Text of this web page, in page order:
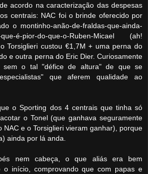
acordo na caracterização das despesas
centrais: NAC foi o brinde oferecido por
o montinho-anão-de-fraldas-que-ainda-
que-é-pior-do-que-o-Ruben-Micael (ah!
Torsiglieri custou €1,7M + uma perna do
e outra perna do Eric Dier. Curiosamente
sem o tal "défice de altura" de que se
que aferem qualidade ao
o Sporting dos 4 centrais que tinha só
o Tonel (que ganhava seguramente
NAC e o Torsiglieri vieram ganhar), porque
ainda por lá anda.
nem cabeça, o que aliás era bem
o início, comprovando que com papas e